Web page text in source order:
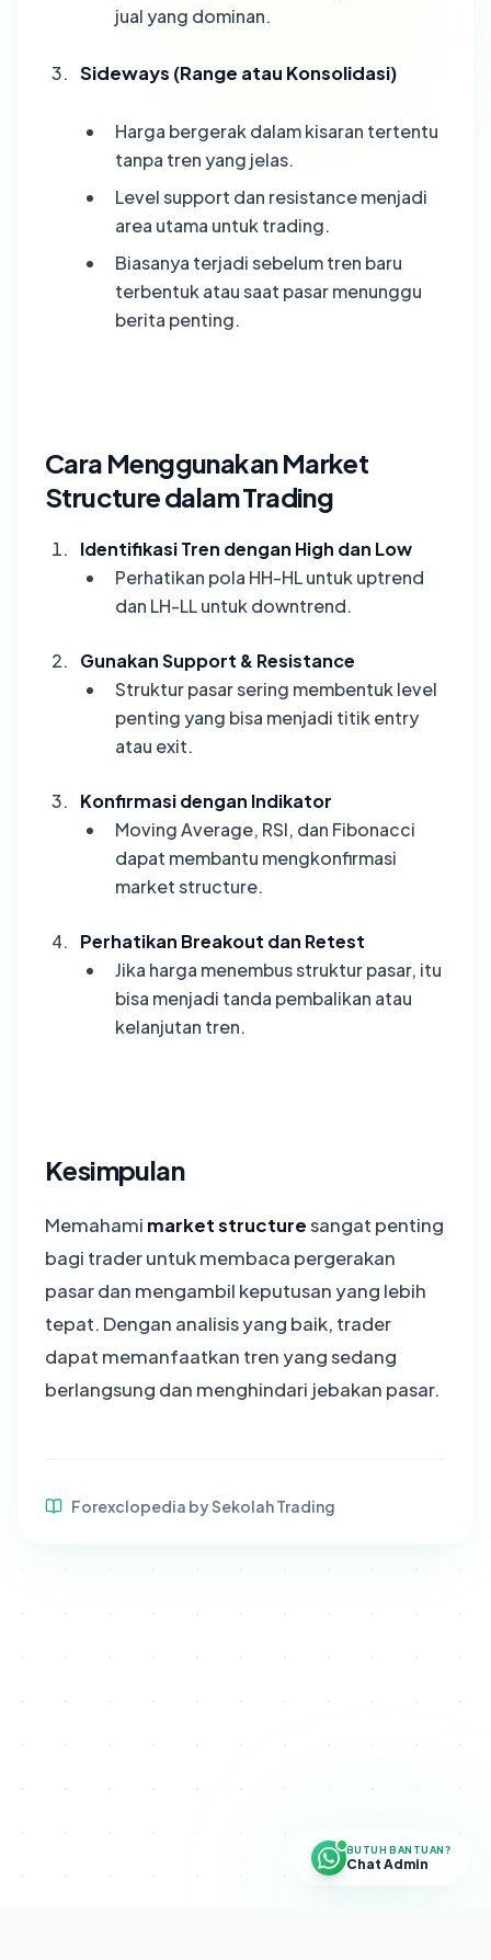
jual yang dominan.
Sideways (Range atau Konsolidasi)
Harga bergerak dalam kisaran tertentu
tanpa tren yang jelas.
Level support dan resistance menjadi
area utama untuk trading.
Biasanya terjadi sebelum tren baru
terbentuk atau saat pasar menunggu
berita penting.
Cara Menggunakan Market
Structure dalam Trading
Identifikasi Tren dengan High dan Low
Perhatikan pola HH-HL untuk uptrend
dan LH-LL untuk downtrend.
Gunakan Support & Resistance
Struktur pasar sering membentuk level
penting yang bisa menjadi titik entry
atau exit.
Konfirmasi dengan Indikator
Moving Average, RSI, dan Fibonacci
dapat membantu mengkonfirmasi
market structure.
Perhatikan Breakout dan Retest
Jika harga menembus struktur pasar, itu
bisa menjadi tanda pembalikan atau
kelanjutan tren.
Kesimpulan
Memahami market structuresangat penting
bagi trader untuk membaca pergerakan
pasar dan mengambil keputusan yang lebih
tepat. Dengan analisis yang baik, trader
dapat memanfaatkan tren yang sedang
berlangsung dan menghindari jebakan pasar.
Forexclopedia by Sekolah Trading
BUTUH BANTUAN?
Chat Admin